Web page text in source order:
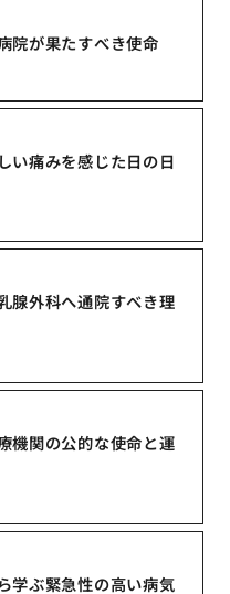
院が果たすべき使命
い痛みを感じた日の日
腺外科へ通院すべき理
機関の公的な使命と運
学ぶ緊急性の高い病気